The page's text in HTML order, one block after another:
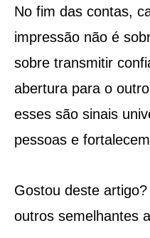
No fim das contas,
impressão não é
sobre transmitir
abertura para o
esses são sinais
pessoas e
Gostou deste
outros semelhantes